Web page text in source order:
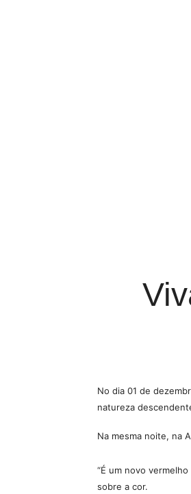
No dia 01 de
natureza
Na mesma noite, na
“É um novo
sobre a cor.